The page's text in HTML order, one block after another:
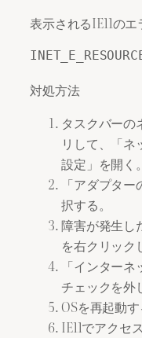
表示されるIE11のエ
対処方法
タスクバーの
リして、「
設定」を開く。
「アダプタ
択する。
障害が発生し
を右クリック
「インター
チェックを外
OSを再起動す
IE11でアクセ